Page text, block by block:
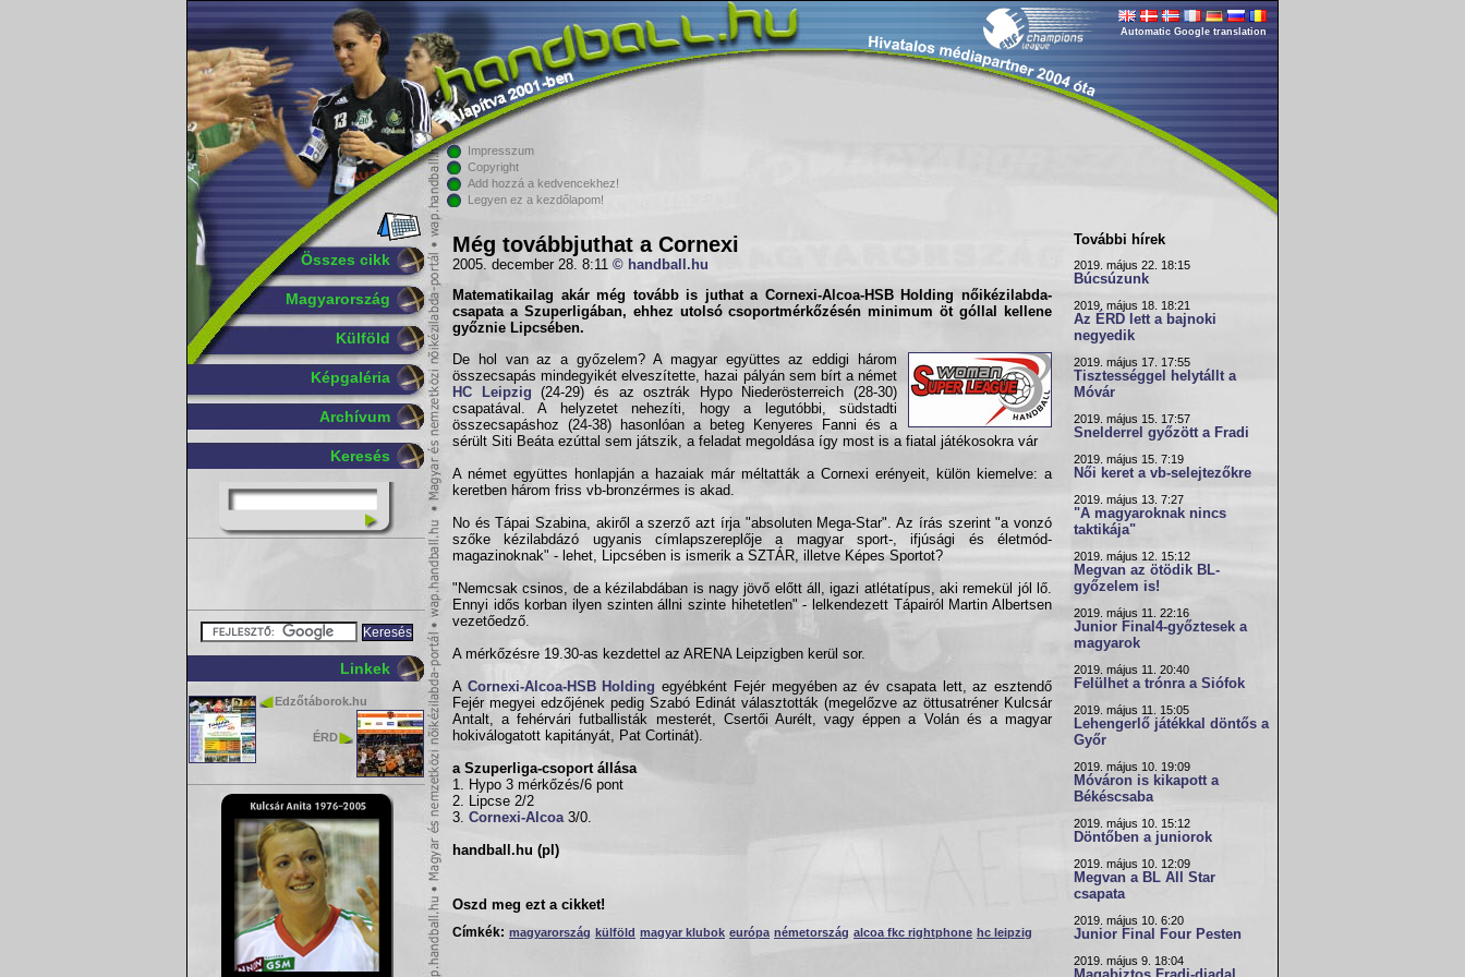
Összes cikk
Magyarország
Külföld
Képgaléria
Archívum
Keresés
Linkek
Edzőtáborok.hu
ÉRD
Automatic Google translation
Impresszum
Copyright
Add hozzá a kedvencekhez!
Legyen ez a kezdőlapom!
Még továbbjuthat a Cornexi
2005. december 28. 8:11 © handball.hu
Matematikailag akár még tovább is juthat a Cornexi-Alcoa-HSB Holding nőikézilabda-
csapata a Szuperligában, ehhez utolsó csoportmérkőzésén minimum öt góllal kellene
győznie Lipcsében.
De hol van az a győzelem? A magyar együttes az eddigi három
összecsapás mindegyikét elveszítette, hazai pályán sem bírt a német
HC Leipzig (24-29) és az osztrák Hypo Niederösterreich (28-30)
csapatával. A helyzetet nehezíti, hogy a legutóbbi, südstadti
összecsapáshoz (24-38) hasonlóan a beteg Kenyeres Fanni és a
sérült Siti Beáta ezúttal sem játszik, a feladat megoldása így most is a fiatal játékosokra vár
A német együttes honlapján a hazaiak már méltatták a Cornexi erényeit, külön kiemelve: a
keretben három friss vb-bronzérmes is akad.
No és Tápai Szabina, akiről a szerző azt írja "absoluten Mega-Star". Az írás szerint "a vonzó
szőke kézilabdázó ugyanis címlapszereplője a magyar sport-, ifjúsági és életmód-
magazinoknak" - lehet, Lipcsében is ismerik a SZTÁR, illetve Képes Sportot?
"Nemcsak csinos, de a kézilabdában is nagy jövő előtt áll, igazi atlétatípus, aki remekül jól lő.
Ennyi idős korban ilyen szinten állni szinte hihetetlen" - lelkendezett Tápairól Martin Albertsen
vezetőedző.
A mérkőzésre 19.30-as kezdettel az ARENA Leipzigben kerül sor.
A Cornexi-Alcoa-HSB Holding egyébként Fejér megyében az év csapata lett, az esztendő
Fejér megyei edzőjének pedig Szabó Edinát választották (megelőzve az öttusatréner Kulcsár
Antalt, a fehérvári futballisták mesterét, Csertői Aurélt, vagy éppen a Volán és a magyar
hokiválogatott kapitányát, Pat Cortinát).
a Szuperliga-csoport állása
1. Hypo 3 mérkőzés/6 pont
2. Lipcse 2/2
3. Cornexi-Alcoa 3/0.
handball.hu (pl)
Oszd meg ezt a cikket!
Címkék: magyarország külföld magyar klubok európa németország alcoa fkc rightphone hc leipzig
További hírek
2019. május 22. 18:15
Búcsúzunk
2019. május 18. 18:21
Az ÉRD lett a bajnoki
negyedik
2019. május 17. 17:55
Tisztességgel helytállt a
Móvár
2019. május 15. 17:57
Snelderrel győzött a Fradi
2019. május 15. 7:19
Női keret a vb-selejtezőkre
2019. május 13. 7:27
"A magyaroknak nincs
taktikája"
2019. május 12. 15:12
Megvan az ötödik BL-
győzelem is!
2019. május 11. 22:16
Junior Final4-győztesek a
magyarok
2019. május 11. 20:40
Felülhet a trónra a Siófok
2019. május 11. 15:05
Lehengerlő játékkal döntős a
Győr
2019. május 10. 19:09
Móváron is kikapott a
Békéscsaba
2019. május 10. 15:12
Döntőben a juniorok
2019. május 10. 12:09
Megvan a BL All Star
csapata
2019. május 10. 6:20
Junior Final Four Pesten
2019. május 9. 18:04